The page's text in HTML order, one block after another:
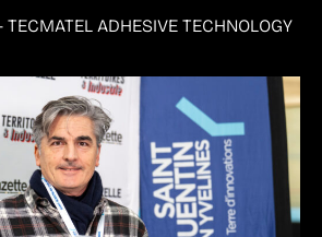
ADHESIVE TECHNOLOGY